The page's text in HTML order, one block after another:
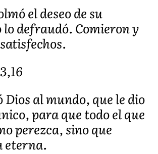
el deseo de su
lo defraudó. Comieron y
Dios al mundo, que le dio
para que todo el que
perezca, sino que
eterna.